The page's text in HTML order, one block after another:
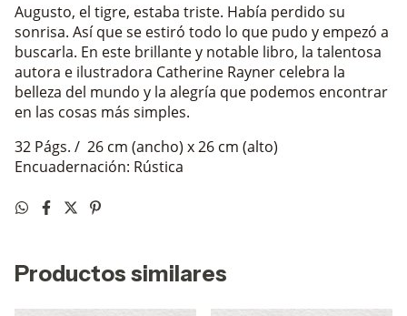
Augusto, el tigre, estaba triste. Había perdido su
sonrisa. Así que se estiró todo lo que pudo y empezó a
buscarla. En este brillante y notable libro, la talentosa
autora e ilustradora Catherine Rayner celebra la
belleza del mundo y la alegría que podemos encontrar
en las cosas más simples.
32 Págs. / 26 cm (ancho) x 26 cm (alto)
Encuadernación: Rústica
Productos similares